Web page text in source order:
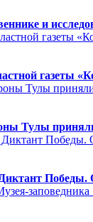
и
газеты
Тулы